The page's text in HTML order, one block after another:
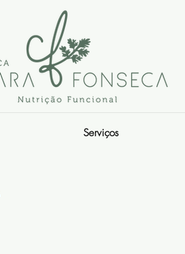
Serviços